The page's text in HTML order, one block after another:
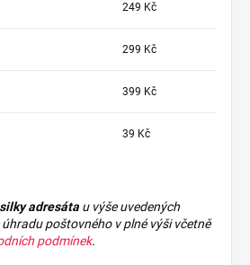
249 Kč
299 Kč
399 Kč
39 Kč
adresáta u výše uvedených
poštovného v plné výši včetně
podmínek.